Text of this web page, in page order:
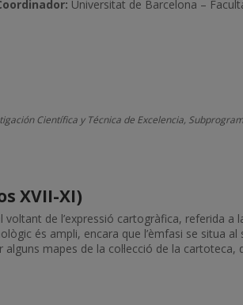
Universitat de Barcelona –
Científica y Técnica de Excelencia,
XVII-XI)
de l’expressió cartogràfica, referida a
és ampli, encara que l’èmfasi se situa
mapes de la col·lecció de la